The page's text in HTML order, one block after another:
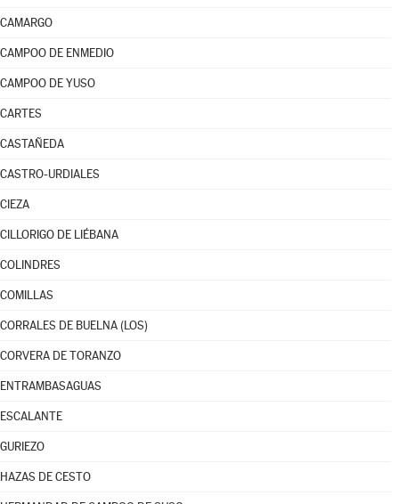
CAMARGO
CAMPOO DE ENMEDIO
CAMPOO DE YUSO
CARTES
CASTAÑEDA
CASTRO-URDIALES
CIEZA
CILLORIGO DE LIÉBANA
COLINDRES
COMILLAS
CORRALES DE BUELNA (LOS)
CORVERA DE TORANZO
ENTRAMBASAGUAS
ESCALANTE
GURIEZO
HAZAS DE CESTO